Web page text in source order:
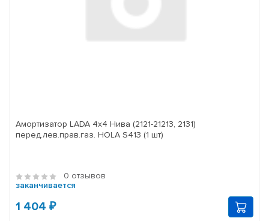
Амортизатор LADA 4x4 Нива (2121-21213, 2131)
перед.лев.прав.газ. HOLA S413 (1 шт)
0 отзывов
заканчивается
1 404 ₽